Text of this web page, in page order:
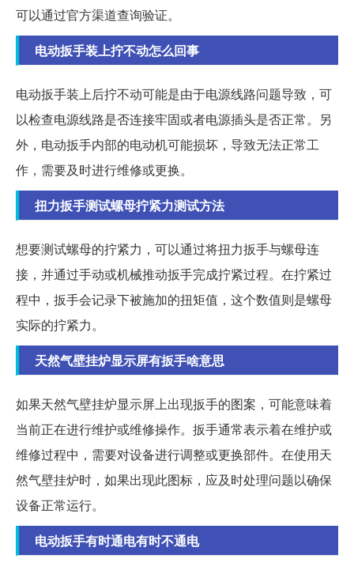
可以通过官方渠道查询验证。
电动扳手装上拧不动怎么回事
电动扳手装上后拧不动可能是由于电源线路问题导致，可
以检查电源线路是否连接牢固或者电源插头是否正常。另
外，电动扳手内部的电动机可能损坏，导致无法正常工
作，需要及时进行维修或更换。
扭力扳手测试螺母拧紧力测试方法
想要测试螺母的拧紧力，可以通过将扭力扳手与螺母连
接，并通过手动或机械推动扳手完成拧紧过程。在拧紧过
程中，扳手会记录下被施加的扭矩值，这个数值则是螺母
实际的拧紧力。
天然气壁挂炉显示屏有扳手啥意思
如果天然气壁挂炉显示屏上出现扳手的图案，可能意味着
当前正在进行维护或维修操作。扳手通常表示着在维护或
维修过程中，需要对设备进行调整或更换部件。在使用天
然气壁挂炉时，如果出现此图标，应及时处理问题以确保
设备正常运行。
电动扳手有时通电有时不通电